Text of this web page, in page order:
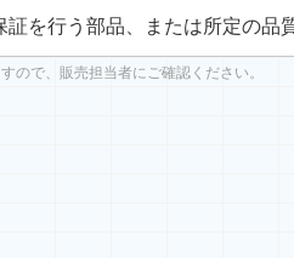
を行う部品、または所定の品
ので、販売担当者にご確認ください。